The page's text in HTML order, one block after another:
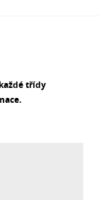
třídy